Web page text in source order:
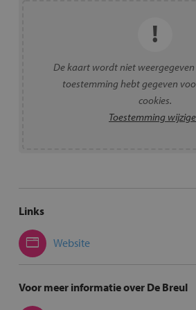
De kaart wordt niet
toestemming hebt gegeven
cookies.
Toestemming
Links
Website
Voor meer informatie over De Breul